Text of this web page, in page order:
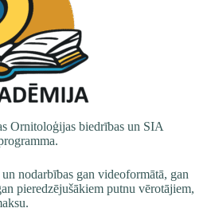
Ornitoloģijas biedrības un SIA
nodarbības gan videoformātā, gan
pieredzējušākiem putnu vērotājiem,